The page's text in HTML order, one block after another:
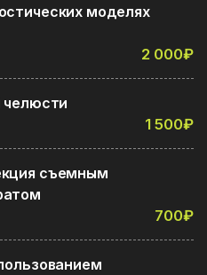
моделях
2 000₽
челюсти
1 500₽
съемным
700₽